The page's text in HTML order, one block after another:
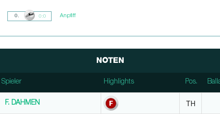
0. 0:0 Anpfiff
NOTEN
Spieler Highlights Pos.
Highlights
F. DAHMEN
TH
Spieler
F. DAHMEN